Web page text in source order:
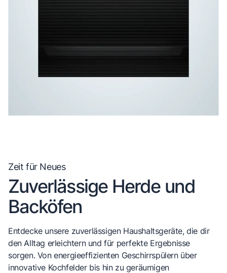
Zeit für Neues
Zuverlässige Herde und
Backöfen
Entdecke unsere zuverlässigen Haushaltsgeräte, die dir
den Alltag erleichtern und für perfekte Ergebnisse
sorgen. Von energieeffizienten Geschirrspülern über
innovative Kochfelder bis hin zu geräumigen